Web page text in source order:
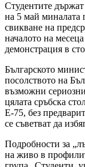
Студентите
на 5 май миналата
свикване на
началото на
демонстрация в
Българското
посолството на
възможни
цялата сръбска
Е-75, без
се съветват да
Подробности за
на живо в